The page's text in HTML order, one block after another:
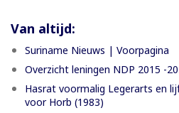
Van altijd:
Suriname Nieuws | Voorpagina
Overzicht leningen NDP 2015 -
Hasrat voormalig Legerarts en
voor Horb (1983)